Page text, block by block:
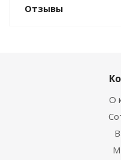
Отзывы
О